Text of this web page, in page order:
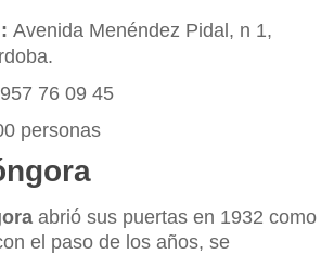
Avenida Menéndez Pidal, n 1,
957 76 09 45
personas
abrió sus puertas en 1932 como
el paso de los años, se